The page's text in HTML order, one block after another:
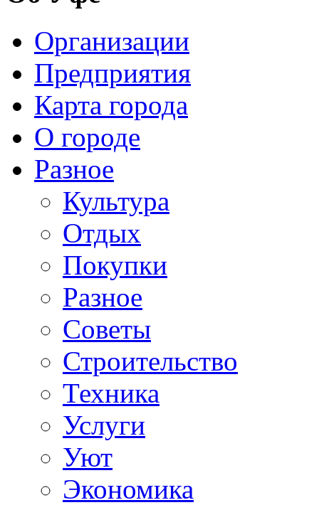
Организации
Предприятия
Карта города
О городе
Разное
Культура
Отдых
Покупки
Разное
Советы
Строительство
Техника
Услуги
Уют
Экономика